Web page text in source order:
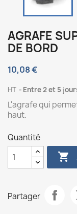
AGRAFE
DE BORD
10,08 €
HT Entre 2 et 5
L'agrafe qui
haut.
Quantité

Partager